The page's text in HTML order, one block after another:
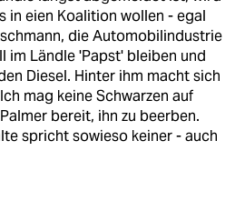
in eien Koalition wollen - egal
die Automobilindustrie
im Ländle 'Papst' bleiben und
Diesel. Hinter ihm macht sich
mag keine Schwarzen auf
bereit, ihn zu beerben.
spricht sowieso keiner - auch